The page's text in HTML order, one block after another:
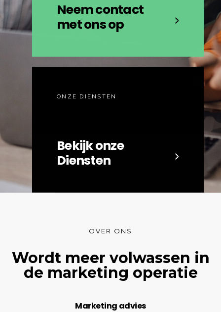
Neem contact
met ons op
ONZE DIENSTEN
Bekijk onze
Diensten
OVER ONS
Wordt meer volwassen in
de marketing operatie
Marketing advies